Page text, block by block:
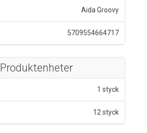
Aida Groovy
5709554664717
Produktenheter
1 styck
12 styck